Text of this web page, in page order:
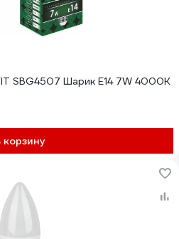
SBG4507 Шарик E14 7W 4000K
корзину